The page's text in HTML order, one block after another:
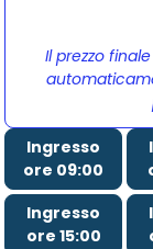
Il prezzo
Ingresso
ore 09:00
Ingresso
ore 15:00